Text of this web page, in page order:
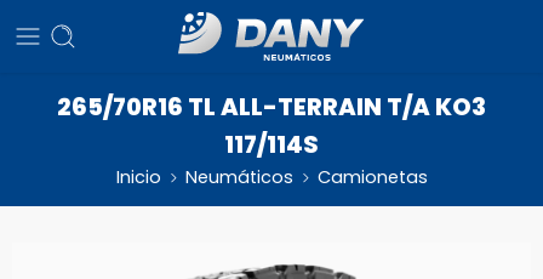
265/70R16 TL ALL-TERRAIN T/A KO3
117/114S
Inicio Neumáticos Camionetas